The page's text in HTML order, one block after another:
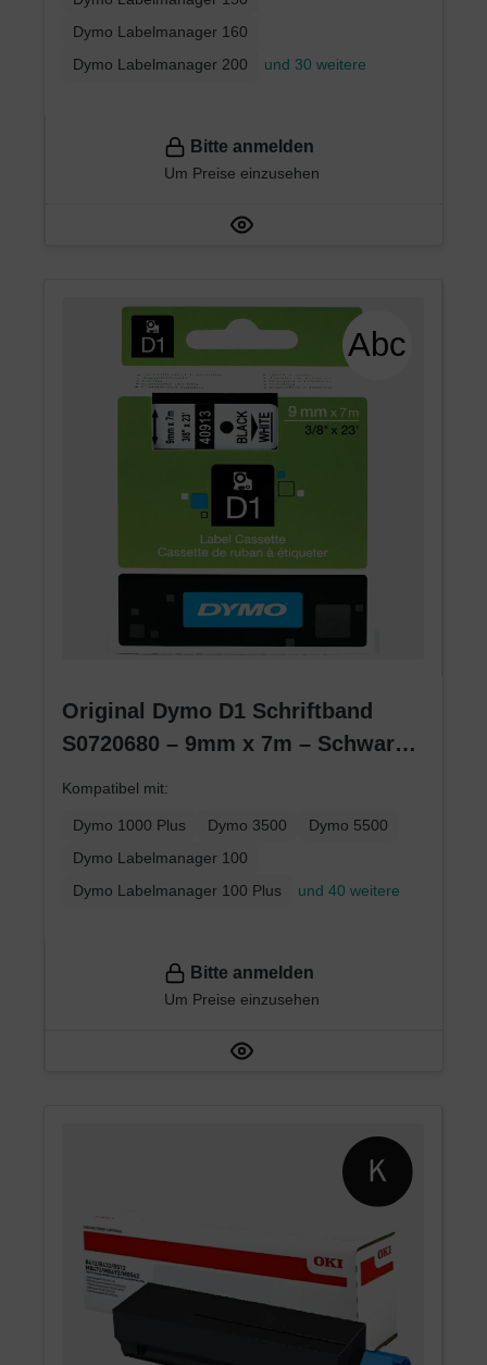
Dymo Labelmanager 160
Dymo Labelmanager 200
und 30 weitere
Bitte anmelden
Um Preise einzusehen
Original Dymo D1 Schriftband
S0720680 – 9mm x 7m – Schwarz
Kompatibel mit:
Dymo 1000 Plus Dymo 3500
Dymo 5500
Dymo Labelmanager 100
Dymo Labelmanager 100 Plus
und 40 weitere
Bitte anmelden
Um Preise einzusehen